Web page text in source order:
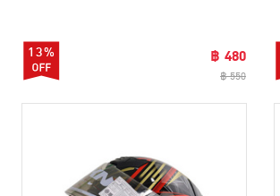
13% ฿ 480
฿ 550